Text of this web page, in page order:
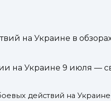
на Украине в
на Украине 9 июля —
действий на